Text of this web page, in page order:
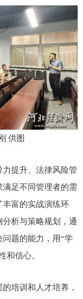
供图
提升、法律风险管
足不同管理者的需
富的实战演练环
析与策略规划，通
问题的能力，用“学
和信心。
培训和人才培养，